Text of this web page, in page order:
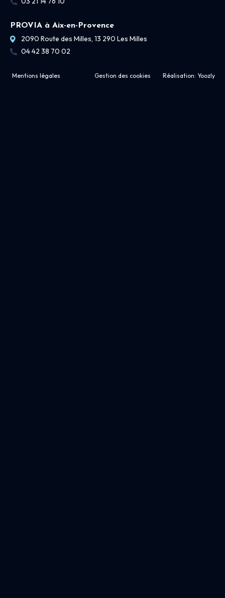
PROVIA à Aix-en-Provence
2090 Route des Milles, 13 290 Les Milles
04 42 38 70 02
Mentions légales Gestion des cookies Réalisation: Yoozly